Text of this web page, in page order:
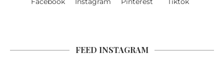
FEED INSTAGRAM